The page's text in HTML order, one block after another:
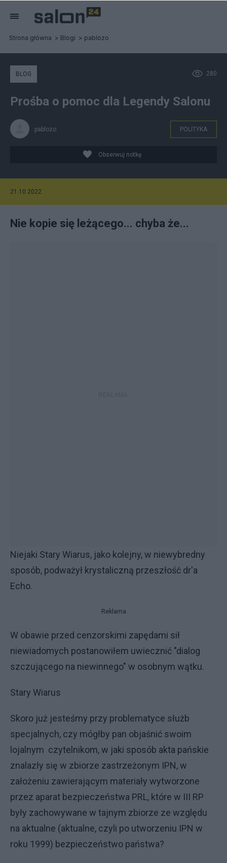
Strona główna Blogi pablozo
280
BLOG
Prośba o pomoc dla Legendy Salonu
pablozo POLITYKA
Obserwuj notkę
21.10.2022
Nie kopie się leżącego... chyba że...
Niejaki Stary Wiarus, jako kolejny, w niewybredny
sposób, podważył krystaliczną przeszłość dr'a
Echo.
Reklama
W obawie przed cenzorskimi zapędami sił
niewiadomych postanowiłem uwiecznić "dialog
szczującego na niewinnego" w osobnym wątku.
Stary Wiarus
Skoro już jesteśmy przy problematyce służb
specjalnych, czy mógłby pan objaśnić swoim
lojalnym czytelnikom, w jaki sposób akta pańskie
znalazły się w zbiorze zastrzeżonym IPN, w
założeniu zawierającym materiały wytworzone
przez aparat bezpieczeństwa PRL, które w III RP
były zachowywane w tajnym zbiorze ze względu
na aktualne (aktualne, czyli po utworzeniu IPN w
roku 1999) bezpieczeństwo państwa?